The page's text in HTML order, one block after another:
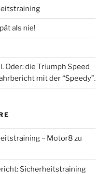
als nie!
Oder: die Triumph Speed
mit der “Speedy”.
– Motor8 zu
Sicherheitstraining